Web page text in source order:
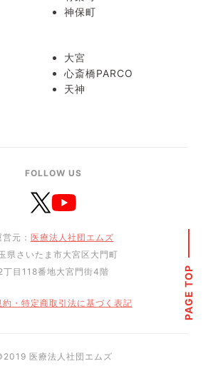
神保町
大宮
心斎橋PARCO
天神
FOLLOW US
営元： 医療法人社団エムズ
県さいたま市大宮区大門町
丁目118番地大宮門街4階
約・特定商取引法に基づく表記
医療法人社団エムズ
PAGE TOP